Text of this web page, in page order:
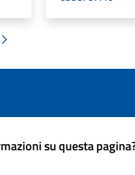
Successiva »
su questa